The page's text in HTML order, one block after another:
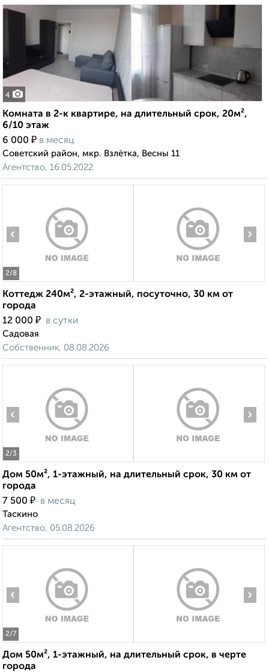
4
Комната в 2-к квартире, на длительный срок, 20м²,
6/10 этаж
6 000 ₽ в месяц
Советский район, мкр. Взлётка, Весны 11
Агентство, 16.05.2022
2/8
‹ ›
Коттедж 240м², 2-этажный, посуточно, 30 км от
города
12 000 ₽ в сутки
Садовая
Собственник, 08.08.2026
2/3
‹ ›
Дом 50м², 1-этажный, на длительный срок, 30 км от
города
7 500 ₽ в месяц
Таскино
Агентство, 05.08.2026
2/7
‹ ›
Дом 50м², 1-этажный, на длительный срок, в черте
города